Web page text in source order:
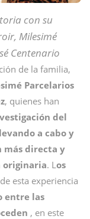
con su
Milesimé
Centenario
de la familia,
Parcelarios
, quienes han
del
a cabo y
más directa y
originaria. Los
esta experiencia
entre las
, en este